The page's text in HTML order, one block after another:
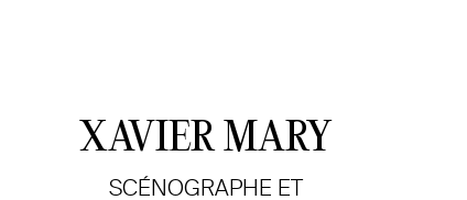
XAVIER MARY
SCÉNOGRAPHE ET